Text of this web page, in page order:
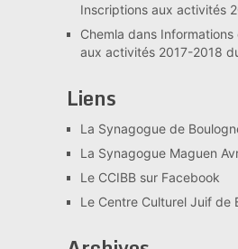
Inscriptions aux activités
Chemla dans
aux activités 2017-2018
Liens
La Synagogue de
La Synagogue Maguen
Le CCIBB sur Facebook
Le Centre Culturel Juif de